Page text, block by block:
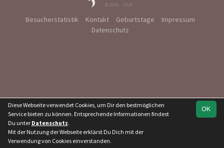
© 2006 - 2026
Besucherstatistik Kontakt Geburtstage
Impressum
Datenschutz
OK
Diese Webseite verwendet Cookies, um Dir den bestmöglichen
Service bieten zu können. Entsprechende Informationen findest
Du unter Datenschutz.
Mit der Nutzung der Webseite erklärst Du Dich mit der
Verwendung von Cookies einverstanden.